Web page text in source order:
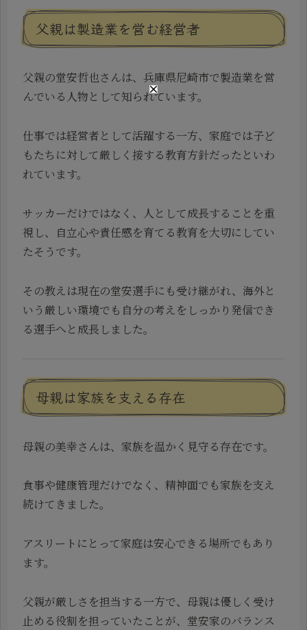
父親は製造業を営む経営者
父親の堂安哲也さんは、兵庫県尼崎市で製造業を営
んでいる人物として知られています。
仕事では経営者として活躍する一方、家庭では子ど
もたちに対して厳しく接する教育方針だったといわ
れています。
サッカーだけではなく、人として成長することを重
視し、自立心や責任感を育てる教育を大切にしてい
たそうです。
その教えは現在の堂安選手にも受け継がれ、海外と
いう厳しい環境でも自分の考えをしっかり発信でき
る選手へと成長しました。
母親は家族を支える存在
母親の美幸さんは、家族を温かく見守る存在です。
食事や健康管理だけでなく、精神面でも家族を支え
続けてきました。
アスリートにとって家庭は安心できる場所でもあり
ます。
父親が厳しさを担当する一方で、母親は優しく受け
止める役割を担っていたことが、堂安家のバランス